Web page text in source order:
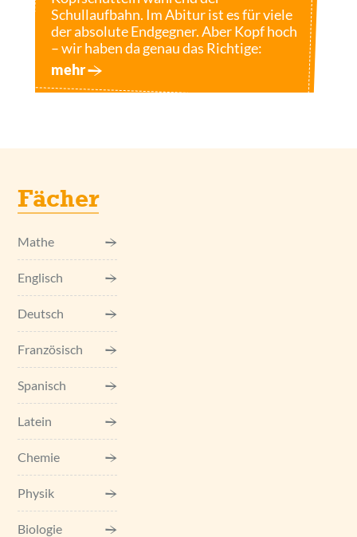
Schullaufbahn. Im Abitur ist es für viele
der absolute Endgegner. Aber Kopf hoch
– wir haben da genau das Richtige:
mehr
Fächer
Mathe
Englisch
Deutsch
Französisch
Spanisch
Latein
Chemie
Physik
Biologie